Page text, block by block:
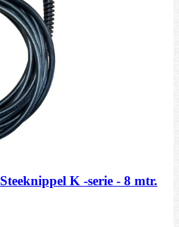
K -serie - 8 mtr.